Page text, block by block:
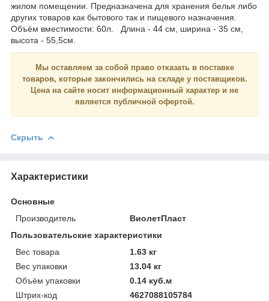
жилом помещении. Предназначена для хранения белья либо
других товаров как бытового так и пищевого назначения.
Объём вместимости: 60л. Длина - 44 см, ширина - 35 см,
высота - 55,5см.
Мы оставляем за собой право отказать в поставке
товаров, которые закончились на складе у поставщиков.
Цена на сайте носит информационный характер и не
является публичной офертой.
Скрыть
Характеристики
Основные
Производитель
ВиолетПласт
Пользовательские характеристики
Вес товара
1.63 кг
Вес упаковки
13.04 кг
Объём упаковки
0.14 куб.м
Штрих-код
4627088105784